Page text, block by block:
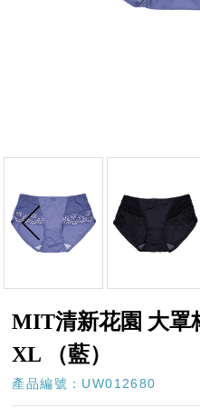
MIT清新花園 大罩
XL （藍）
產品編號：UW012680